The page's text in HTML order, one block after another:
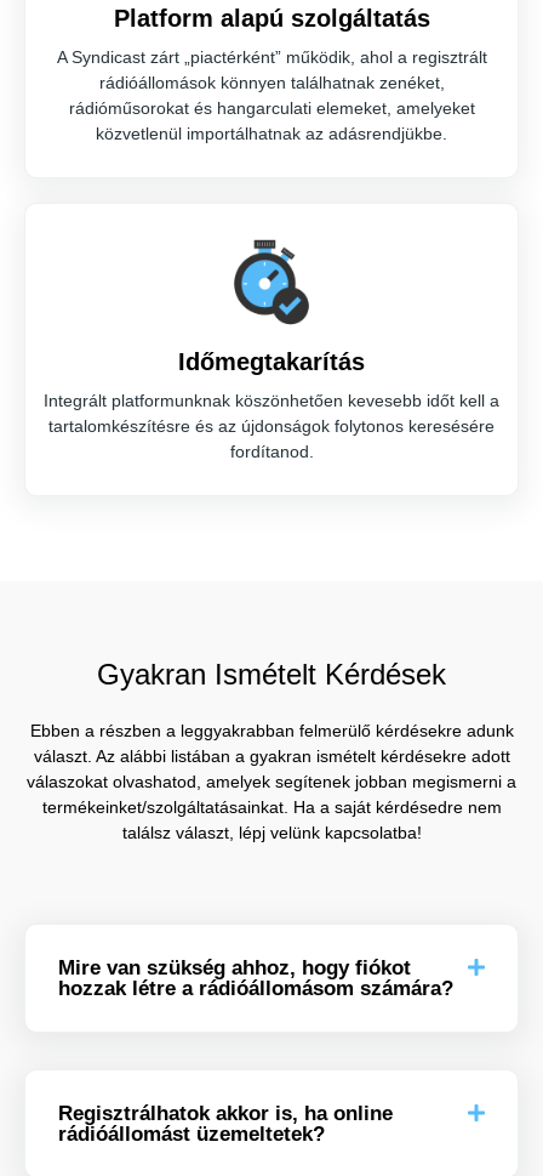
Platform alapú szolgáltatás
A Syndicast zárt „piactérként” működik, ahol a regisztrált
rádióállomások könnyen találhatnak zenéket,
rádióműsorokat és hangarculati elemeket, amelyeket
közvetlenül importálhatnak az adásrendjükbe.
Időmegtakarítás
Integrált platformunknak köszönhetően kevesebb időt kell a
tartalomkészítésre és az újdonságok folytonos keresésére
fordítanod.
Gyakran Ismételt Kérdések
Ebben a részben a leggyakrabban felmerülő kérdésekre adunk
választ. Az alábbi listában a gyakran ismételt kérdésekre adott
válaszokat olvashatod, amelyek segítenek jobban megismerni a
termékeinket/szolgáltatásainkat. Ha a saját kérdésedre nem
találsz választ, lépj velünk kapcsolatba!
Mire van szükség ahhoz, hogy fiókot
hozzak létre a rádióállomásom számára?
Regisztrálhatok akkor is, ha online
rádióállomást üzemeltetek?